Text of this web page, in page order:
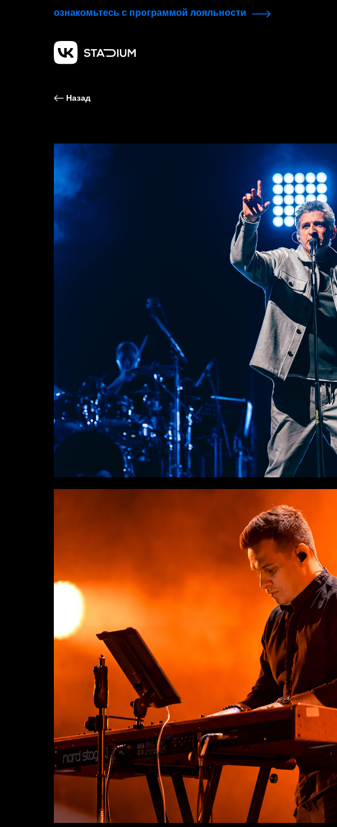
ознакомьтесь с программой лояльности
Назад